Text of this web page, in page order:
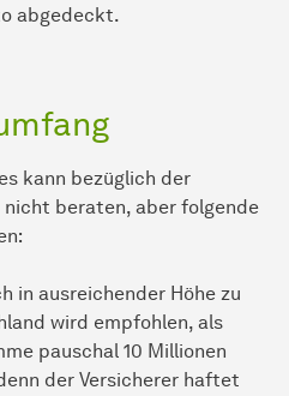
abgedeckt.
kann bezüglich der
beraten, aber folgende
in ausreichender Höhe zu
wird empfohlen, als
pauschal 10 Millionen
der Versicherer haftet